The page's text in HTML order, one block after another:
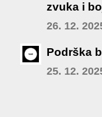
zvuka i
26. 12.
Podrška
25. 12.